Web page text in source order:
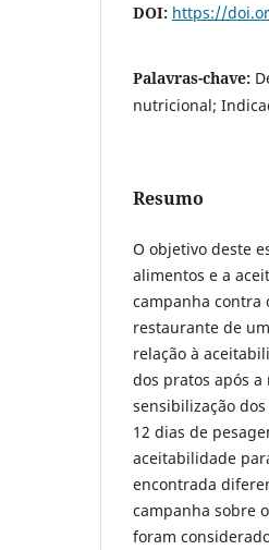
DOI: https://
Palavras-chave:
nutricional;
Resumo
O objetivo deste
alimentos e a
campanha contra
restaurante de
relação à
dos pratos após
sensibilização
12 dias de
aceitabilidade
encontrada
campanha sobre
foram